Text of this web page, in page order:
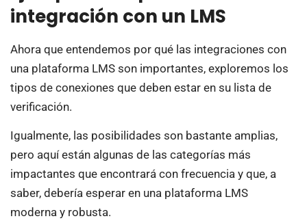
integración con un LMS
Ahora que entendemos por qué las integraciones con
una plataforma LMS son importantes, exploremos los
tipos de conexiones que deben estar en su lista de
verificación.
Igualmente, las posibilidades son bastante amplias,
pero aquí están algunas de las categorías más
impactantes que encontrará con frecuencia y que, a
saber, debería esperar en una plataforma LMS
moderna y robusta.